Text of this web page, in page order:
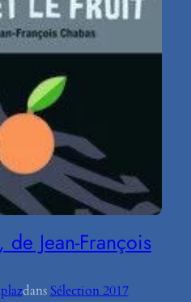
de Jean-François
dans Sélection 2017